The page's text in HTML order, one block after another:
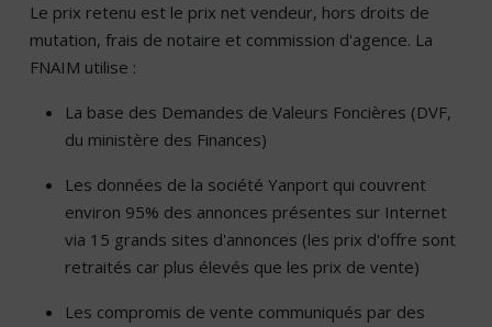
Le prix retenu est le prix net vendeur, hors droits de
mutation, frais de notaire et commission d'agence. La
FNAIM utilise :
La base des Demandes de Valeurs Foncières (DVF,
du ministère des Finances)
Les données de la société Yanport qui couvrent
environ 95% des annonces présentes sur Internet
via 15 grands sites d'annonces (les prix d'offre sont
retraités car plus élevés que les prix de vente)
Les compromis de vente communiqués par des